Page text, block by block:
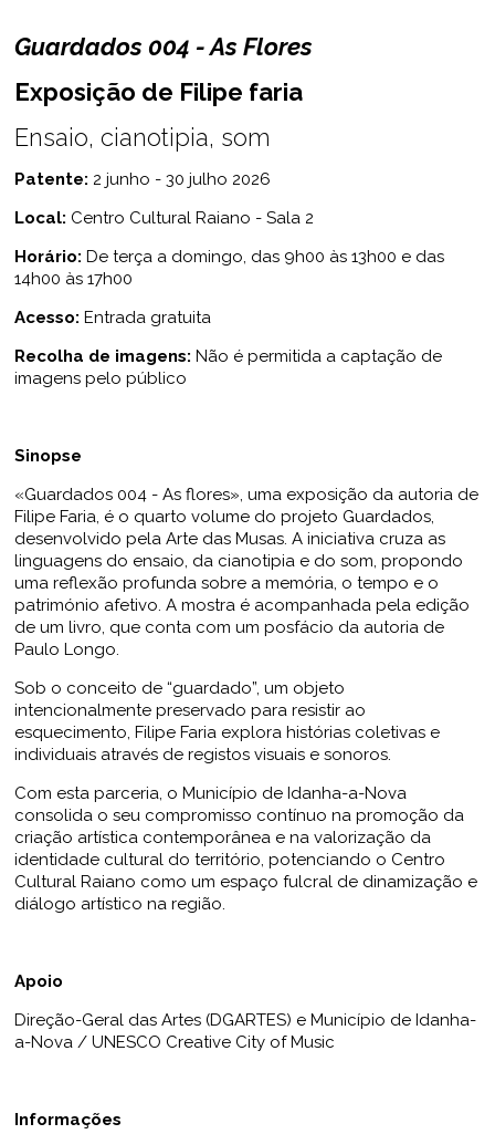
Guardados 004 - As Flores
Exposição de Filipe faria
Ensaio, cianotipia, som
Patente: 2 junho - 30 julho 2026
Local: Centro Cultural Raiano - Sala 2
Horário:De terça a domingo, das 9h00 às 13h00 e das
14h00 às 17h00
Acesso: Entrada gratuita
Recolha de imagens:Não é permitida a captação de
imagens pelo público
Sinopse
«Guardados 004 - As flores», uma exposição da autoria de
Filipe Faria, é o quarto volume do projeto Guardados,
desenvolvido pela Arte das Musas. A iniciativa cruza as
linguagens do ensaio, da cianotipia e do som, propondo
uma reflexão profunda sobre a memória, o tempo e o
património afetivo. A mostra é acompanhada pela edição
de um livro, que conta com um posfácio da autoria de
Paulo Longo.
Sob o conceito de “guardado”, um objeto
intencionalmente preservado para resistir ao
esquecimento, Filipe Faria explora histórias coletivas e
individuais através de registos visuais e sonoros.
Com esta parceria, o Município de Idanha-a-Nova
consolida o seu compromisso contínuo na promoção da
criação artística contemporânea e na valorização da
identidade cultural do território, potenciando o Centro
Cultural Raiano como um espaço fulcral de dinamização e
diálogo artístico na região.
Apoio
Direção-Geral das Artes (DGARTES) e Município de Idanha-
a-Nova / UNESCO Creative City of Music
Informações